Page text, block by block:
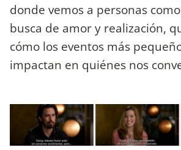
donde vemos a personas
busca de amor y realización,
cómo los eventos más
impactan en quiénes nos